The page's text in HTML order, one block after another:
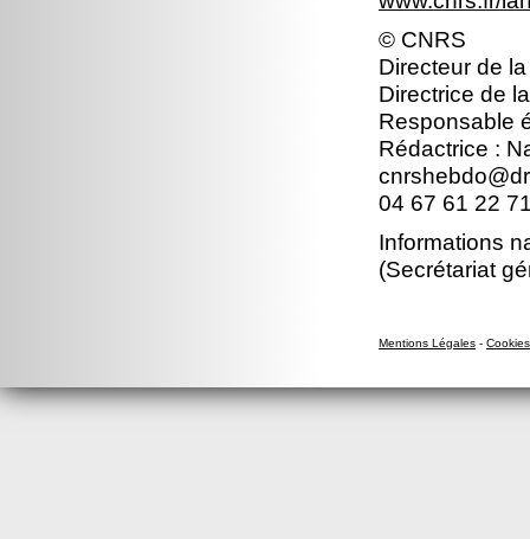
© CNRS
Directeur de
Directrice de
Responsable
Rédactrice :
04 67 61 22
Informations
(Secrétariat
Mentions Légales - Cookies